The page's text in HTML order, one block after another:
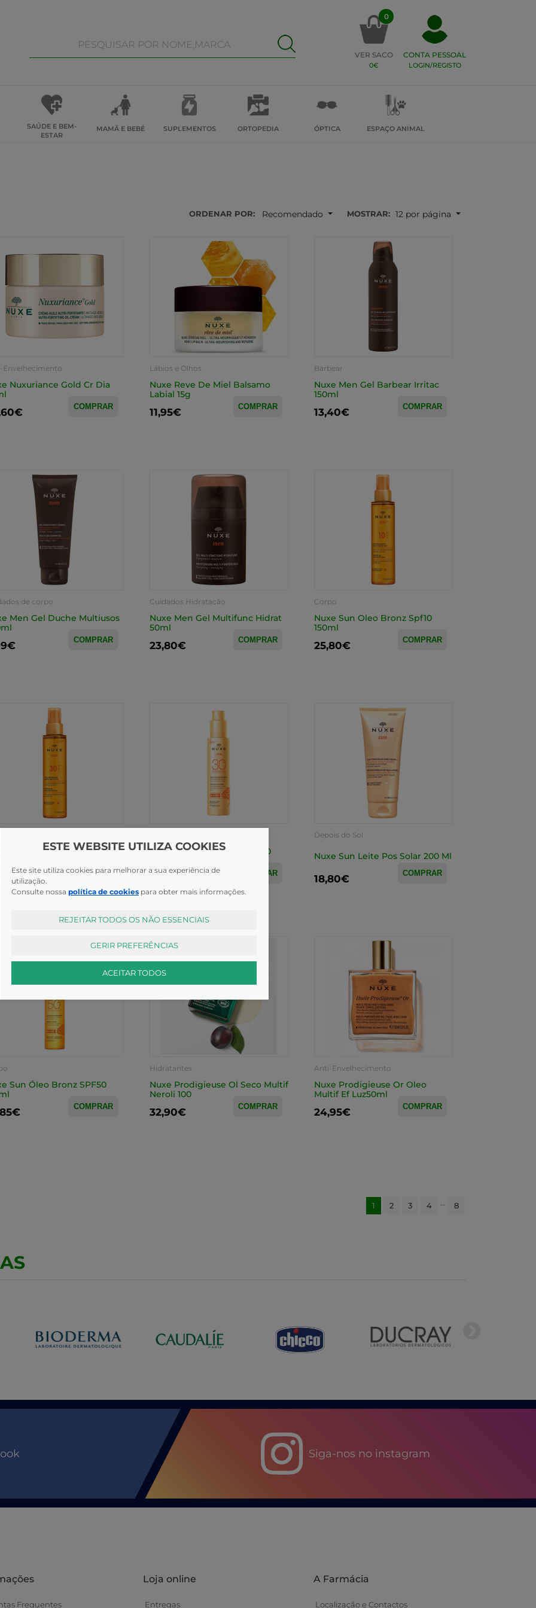
0
VER SACO
0€
CONTA PESSOAL
LOGIN/REGISTO
SAÚDE E BEM-
ESTAR
MAMÃ E BEBÉ SUPLEMENTOS ORTOPEDIA ÓPTICA ESPAÇO ANIMAL
ORDENAR POR: Recomendado MOSTRAR: 12 por página
Envelhecimento
Nuxuriance Gold Cr Dia
COMPRAR
Lábios e Olhos
Nuxe Reve De Miel Balsamo
Labial 15g
11,95€ COMPRAR
Barbear
Nuxe Men Gel Barbear Irritac
150ml
13,40€ COMPRAR
de corpo
Men Gel Duche Multiusos
COMPRAR
Cuidados Hidratação
Nuxe Men Gel Multifunc Hidrat
50ml
23,80€ COMPRAR
Corpo
Nuxe Sun Oleo Bronz Spf10
150ml
25,80€ COMPRAR
Sun Oleo Bronz Spf30
COMPRAR
Nuxe Sun Spray Delic SPF30
COMPRAR
Depois do Sol
Nuxe Sun Leite Pos Solar 200 Ml
18,80€ COMPRAR
Sun Óleo Bronz SPF50
COMPRAR
Hidratantes
Nuxe Prodigieuse Ol Seco Multif
Neroli 100
32,90€ COMPRAR
Anti-Envelhecimento
Nuxe Prodigieuse Or Oleo
Multif Ef Luz50ml
24,95€ COMPRAR
1 2 3 4 8
Siga-nos no instagram
Frequentes
Loja online
Entregas
A Farmácia
Localização e Contactos
ESTE WEBSITE UTILIZA COOKIES
Este site utiliza cookies para melhorar a sua experiência de
utilização.
Consulte nossa política de cookies para obter mais informações.
REJEITAR TODOS OS NÃO ESSENCIAIS
GERIR PREFERÊNCIAS
ACEITAR TODOS